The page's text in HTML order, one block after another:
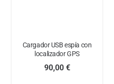
Cargador USB espía con
localizador GPS
90,00 €